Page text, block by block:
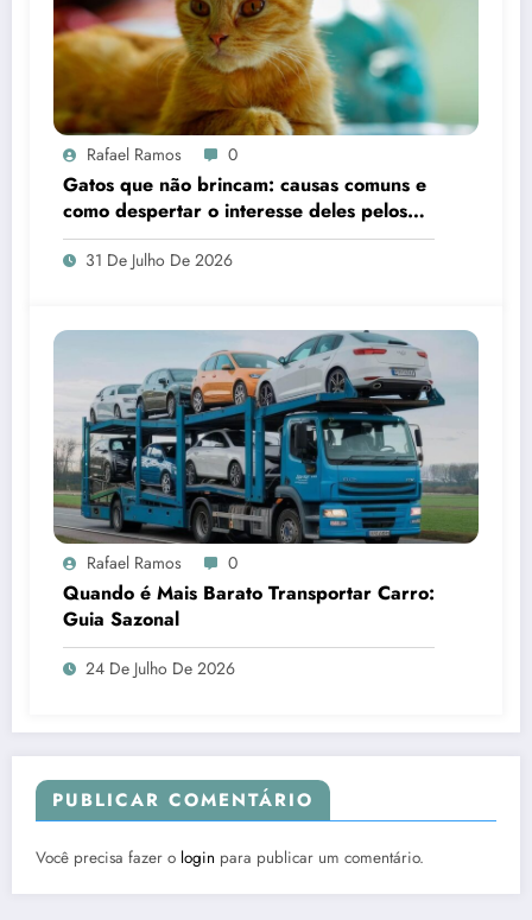
Rafael Ramos 0
Gatos que não brincam: causas comuns e
como despertar o interesse deles pelos
brinquedos
31 De Julho De 2026
Rafael Ramos 0
Quando é Mais Barato Transportar Carro:
Guia Sazonal
24 De Julho De 2026
PUBLICAR COMENTÁRIO
Você precisa fazer o login para publicar um comentário.